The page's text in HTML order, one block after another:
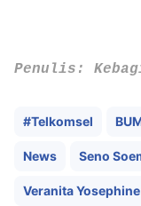
Penulis:
#Telkomsel
News Seno
Veranita Yosephine